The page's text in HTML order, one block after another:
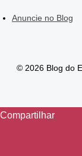
Anuncie no Blog
© 2026 Blog do
Compartilhar